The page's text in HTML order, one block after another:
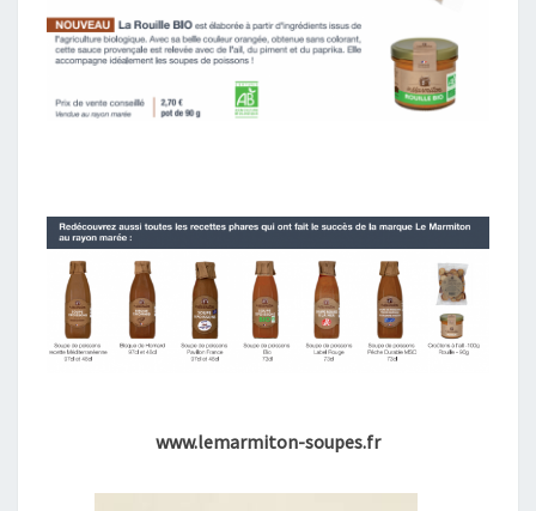
www.lemarmiton-soupes.fr